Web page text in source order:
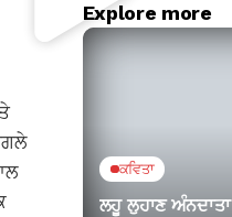
Explore more
ਕਵਿਤਾ
ਲਹੂ ਲੁਹਾਣ ਅੰਨਦਾਤਾ